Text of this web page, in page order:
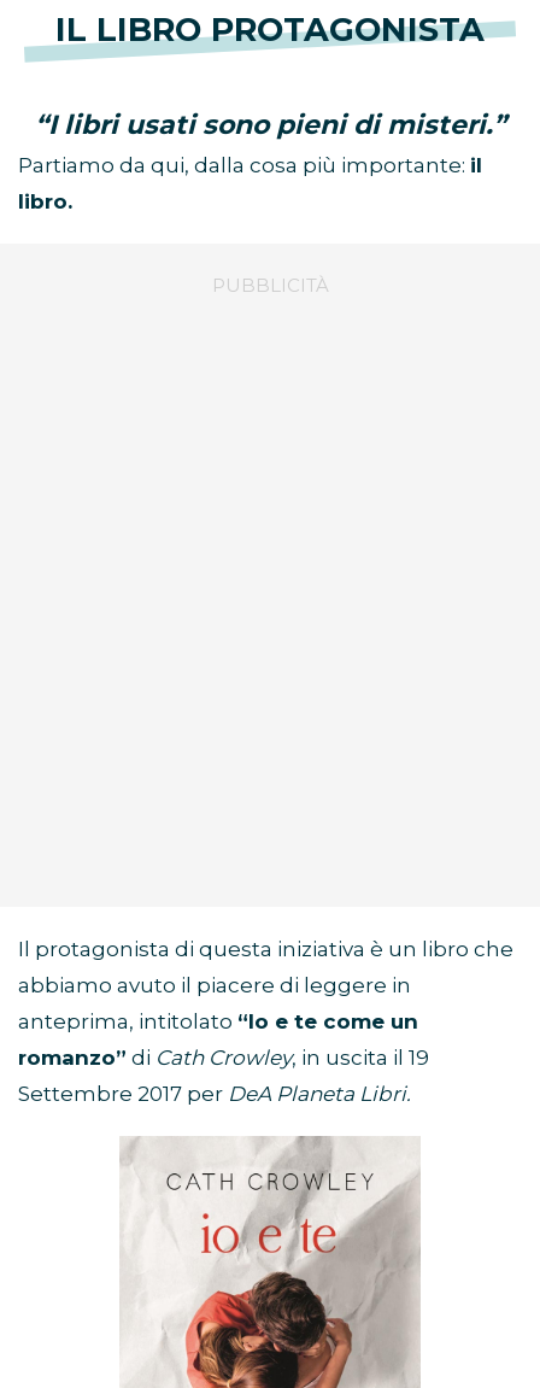
IL LIBRO PROTAGONISTA
“I libri usati sono pieni di misteri.”
Partiamo da qui, dalla cosa più importante: il
libro.
Il protagonista di questa iniziativa è un libro che
abbiamo avuto il piacere di leggere in
anteprima, intitolato “Io e te come un
romanzo” di Cath Crowley, in uscita il 19
Settembre 2017 per DeA Planeta Libri.